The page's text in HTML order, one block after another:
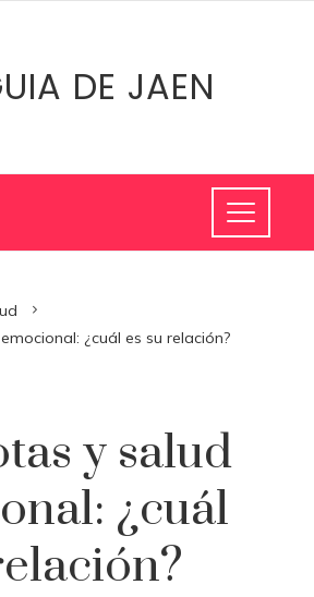
DE JAEN
¿cuál es su relación?
y salud
¿cuál